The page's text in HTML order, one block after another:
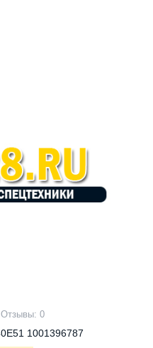
Отзывы: 0
1001396787